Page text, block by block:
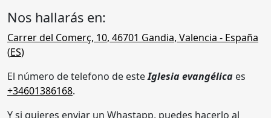
Nos hallarás en:
Carrer del Comerç, 10, 46701 Gandia, Valencia - España
(ES)
El número de telefono de esteIglesia evangélica es
+34601386168.
Y si quieres enviar un Whastapp, puedes hacerlo al